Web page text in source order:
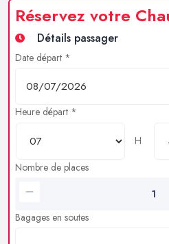
Réservez votre
Détails passager
Date départ *
Heure départ *
H
Nombre de places
Bagages en soutes